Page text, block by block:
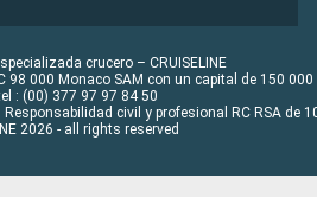
crucero – CRUISELINE
98 000 Monaco SAM con un capital de 150 000
: (00) 377 97 97 84 50
civil y profesional RC RSA de
2026 - all rights reserved